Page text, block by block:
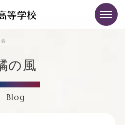
の風
Blog